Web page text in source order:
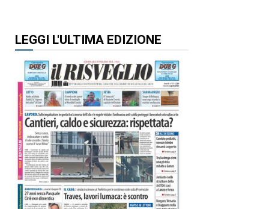
LEGGI L'ULTIMA EDIZIONE